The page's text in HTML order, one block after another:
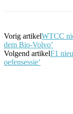
Vorig artikelWTCC
dem Bio-Volvo’
Volgend artikelF1
oefensessie’